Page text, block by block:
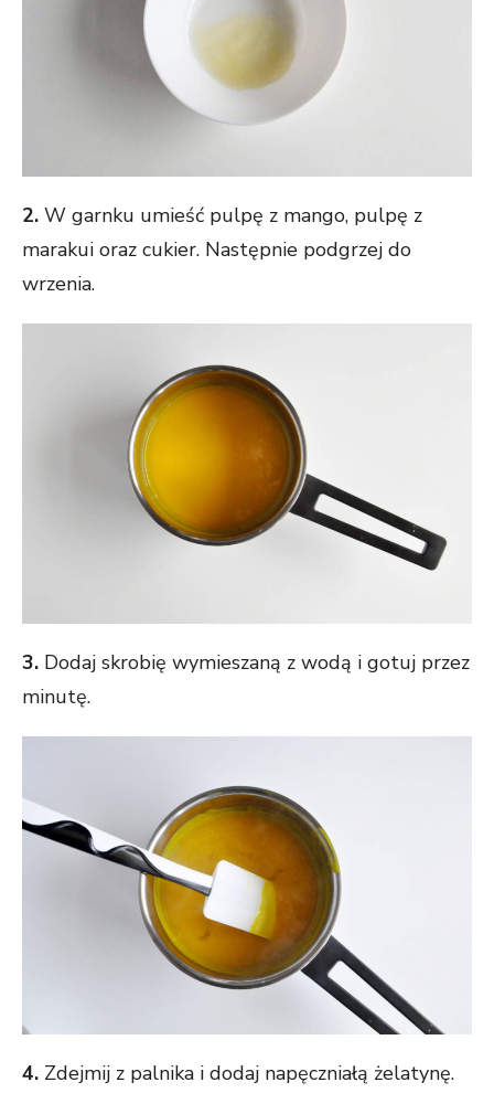
2. W garnku umieść pulpę z mango, pulpę z
marakui oraz cukier. Następnie podgrzej do
wrzenia.
3. Dodaj skrobię wymieszaną z wodą i gotuj przez
minutę.
4. Zdejmij z palnika i dodaj napęczniałą żelatynę.